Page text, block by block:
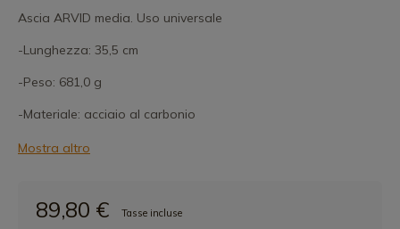
Ascia ARVID media. Uso universale
-Lunghezza: 35,5 cm
-Peso: 681,0 g
-Materiale: acciaio al carbonio
Mostra altro
89,80 €
Tasse incluse